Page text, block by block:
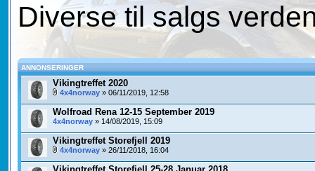
Diverse til salgs
ANNONSERINGER
Vikingtreffet 2020
4x4norway» 06/11/2019, 12:58
Wolfroad Rena 12-15 September 2019
4x4norway» 14/08/2019, 15:09
Vikingtreffet Storefjell 2019
4x4norway» 26/11/2018, 16:04